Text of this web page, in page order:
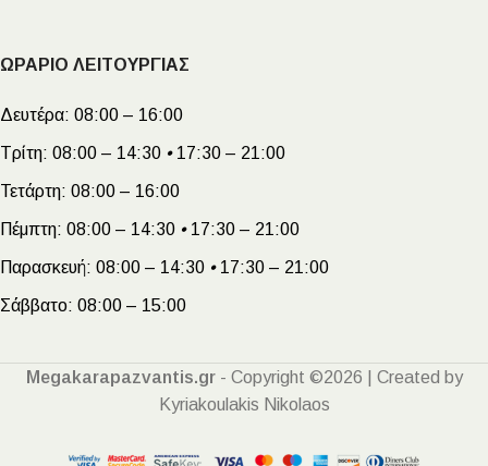
ΩΡΑΡΙΟ ΛΕΙΤΟΥΡΓΙΑΣ
Δευτέρα: 08:00 – 16:00
Τρίτη: 08:00 – 14:30 •17:30 – 21:00
Τετάρτη: 08:00 – 16:00
Πέμπτη: 08:00 – 14:30 •17:30 – 21:00
Παρασκευή: 08:00 – 14:30 •17:30 – 21:00
Σάββατο: 08:00 – 15:00
Megakarapazvantis.gr- Copyright ©2026 | Created by
Kyriakoulakis Nikolaos